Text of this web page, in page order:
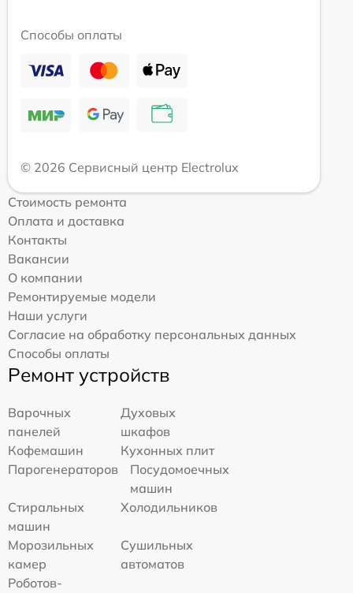
Способы оплаты
© 2026 Сервисный центр Electrolux
Стоимость ремонта
Оплата и доставка
Контакты
Вакансии
О компании
Ремонтируемые модели
Наши услуги
Согласие на обработку персональных данных
Способы оплаты
Ремонт устройств
Варочных
панелей
Духовых
шкафов
Кофемашин
Кухонных плит
Парогенераторов
Посудомоечных
машин
Стиральных
машин
Холодильников
Морозильных
камер
Сушильных
автоматов
Роботов-